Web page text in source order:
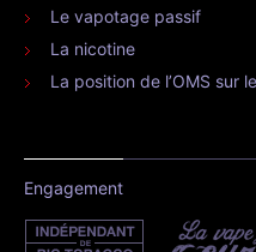
Le vapotage passif
La nicotine
La position de l’OMS sur
Engagement